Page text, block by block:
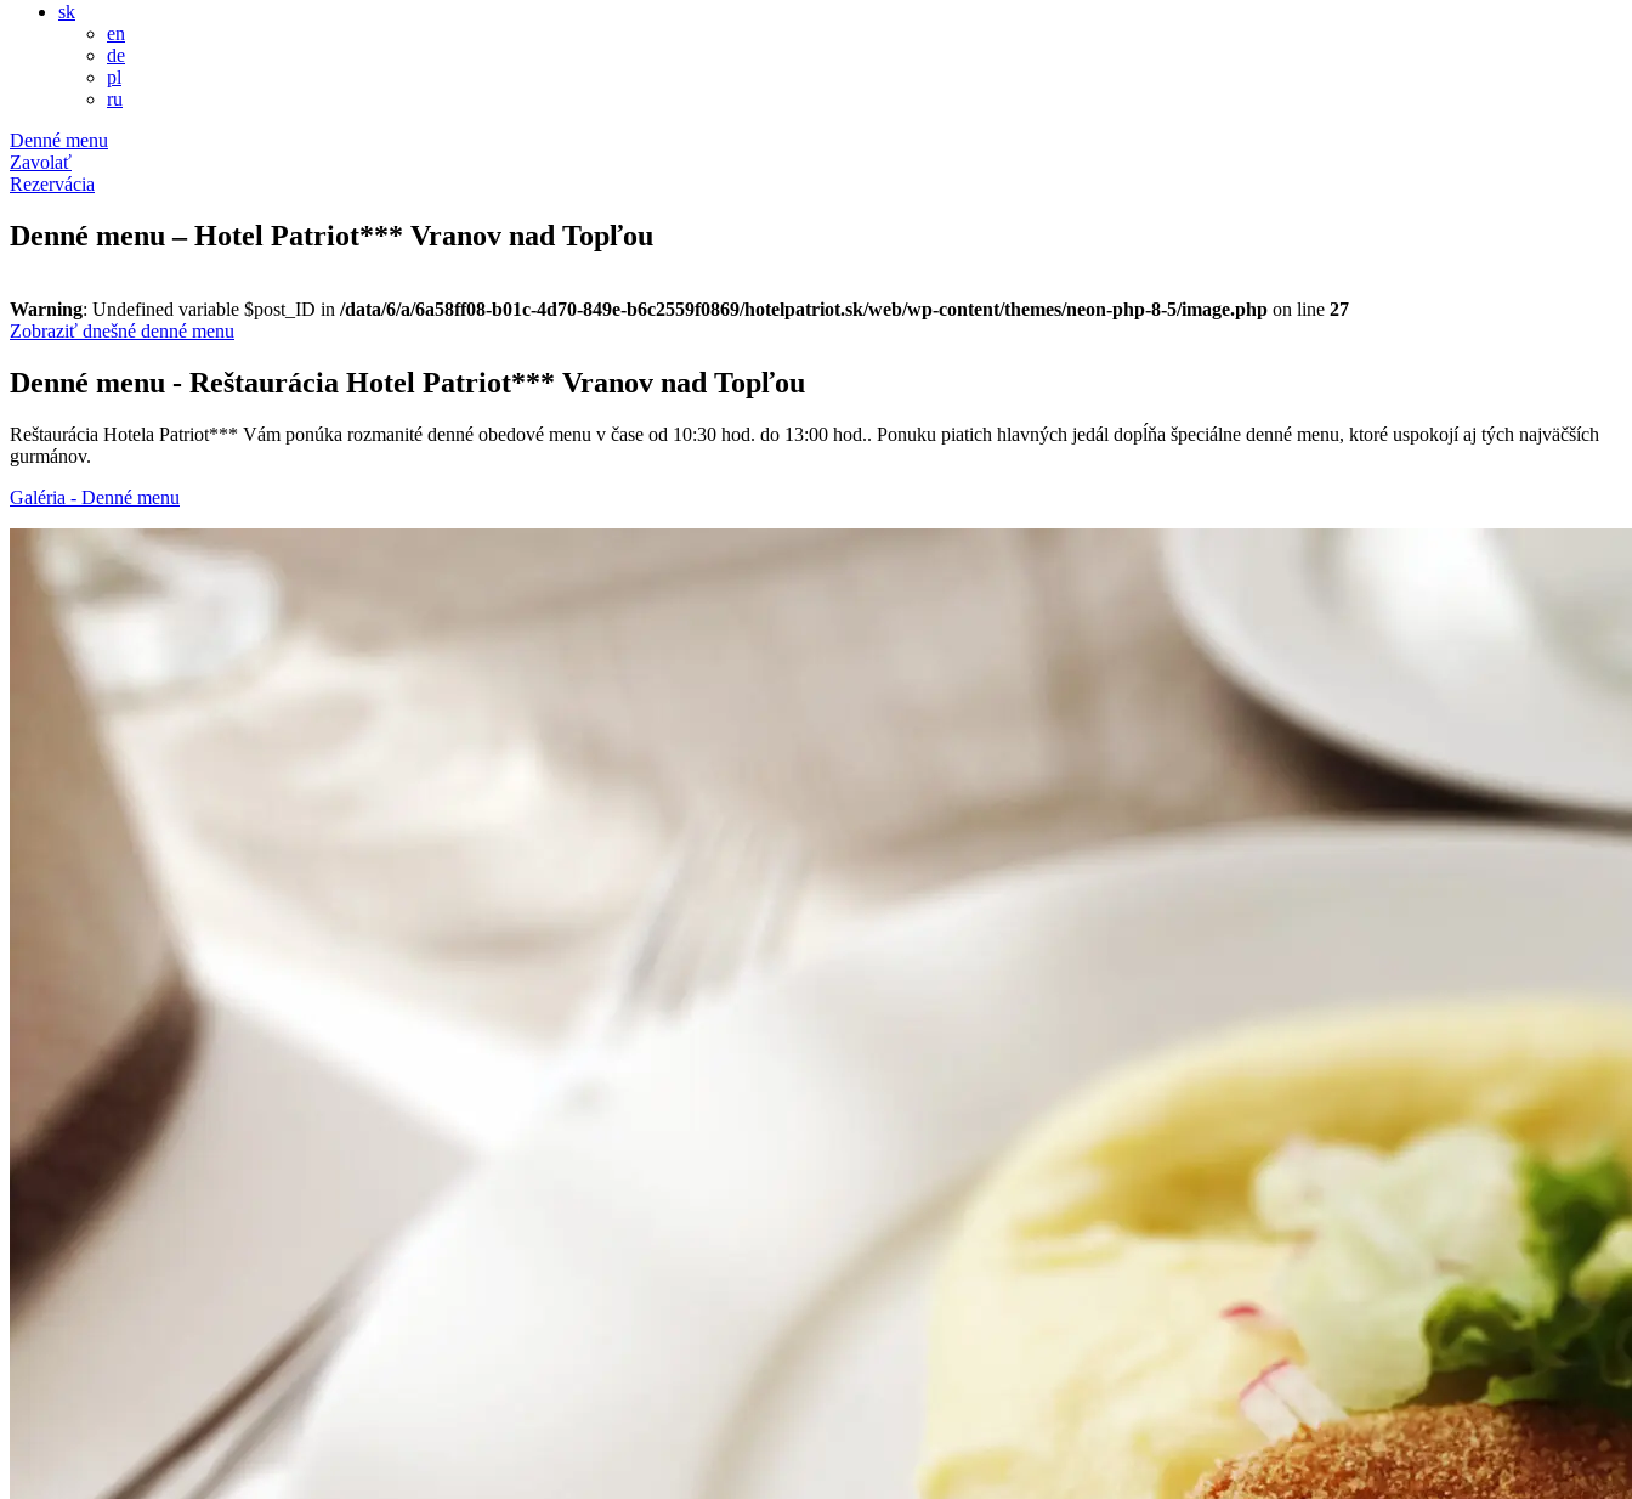
sk
en
de
pl
ru
Denné menu
Zavolať
Rezervácia
Denné menu – Hotel Patriot*** Vranov nad Topľou
Warning: Undefined variable $post_ID in /data/6/a/6a58ff08-b01c-4d70-849e-b6c2559f0869/hotelpatriot.sk/web/wp-content/themes/neon-php-8-5/image.php on line 27
Zobraziť dnešné denné menu
Denné menu - Reštaurácia Hotel Patriot*** Vranov nad Topľou
Reštaurácia Hotela Patriot*** Vám ponúka rozmanité denné obedové menu v čase od 10:30 hod. do 13:00 hod.. Ponuku piatich hlavných jedál dopĺňa špeciálne denné menu, ktoré uspokojí aj tých najväčších
gurmánov.
Galéria - Denné menu